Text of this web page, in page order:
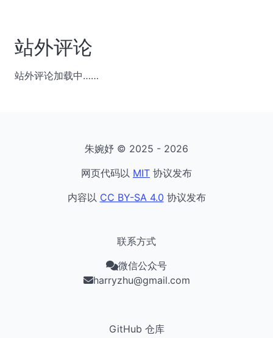
站外评论
站外评论加载中……
朱婉妤 © 2025 - 2026
网页代码以 MIT 协议发布
内容以 CC BY-SA 4.0 协议发布
联系方式
微信公众号
harryzhu@gmail.com
GitHub 仓库